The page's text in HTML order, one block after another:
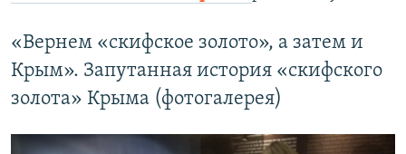
«Вернем «скифское золото», а затем и
Крым». Запутанная история «скифского
золота» Крыма (фотогалерея)